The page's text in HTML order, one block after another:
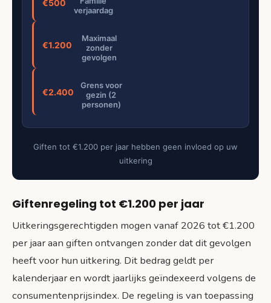
€500
verjaardag
€1.200
Maximaal
zonder
gevolgen
€2.400
Grens voor
gezin (2
personen)
Giften tot €1.200 per jaar hebben geen invloed op uw
uitkering
Giftenregeling tot €1.200 per jaar
Uitkeringsgerechtigden mogen vanaf 2026 tot €1.200
per jaar aan giften ontvangen zonder dat dit gevolgen
heeft voor hun uitkering. Dit bedrag geldt per
kalenderjaar en wordt jaarlijks geïndexeerd volgens de
consumentenprijsindex. De regeling is van toepassing